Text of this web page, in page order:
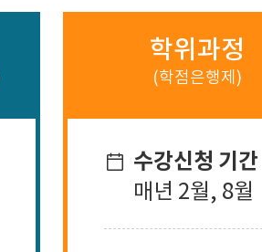
학위과정
(학점은행제)
수강신청 기간
매년 2월, 8월